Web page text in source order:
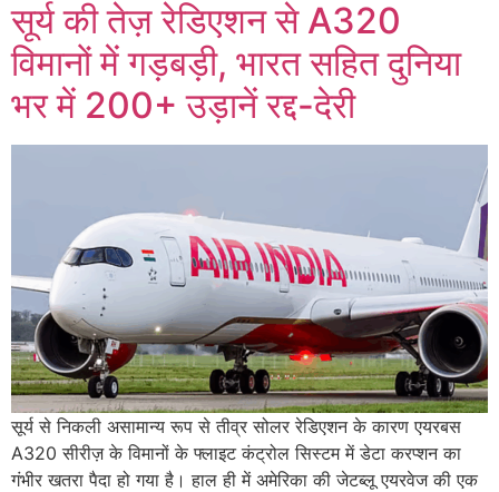
सूर्य की तेज़ रेडिएशन से A320
विमानों में गड़बड़ी, भारत सहित दुनिया
भर में 200+ उड़ानें रद्द-देरी
सूर्य से निकली असामान्य रूप से तीव्र सोलर रेडिएशन के कारण एयरबस
A320 सीरीज़ के विमानों के फ्लाइट कंट्रोल सिस्टम में डेटा करप्शन का
गंभीर खतरा पैदा हो गया है। हाल ही में अमेरिका की जेटब्लू एयरवेज की एक